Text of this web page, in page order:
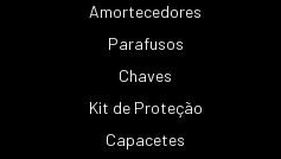
Amortecedores
Parafusos
Chaves
Kit de Proteção
Capacetes